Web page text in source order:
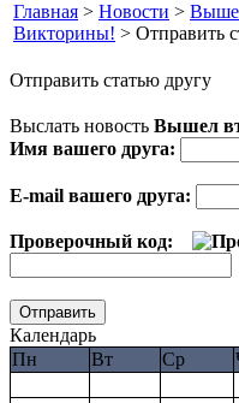
Главная > Новости >
Викторины! > Отправить
Отправить статью другу
Выслать новость Вышел
Имя вашего друга:
E-mail вашего друга:
Проверочный код:
Календарь
Пн
Вт Ср